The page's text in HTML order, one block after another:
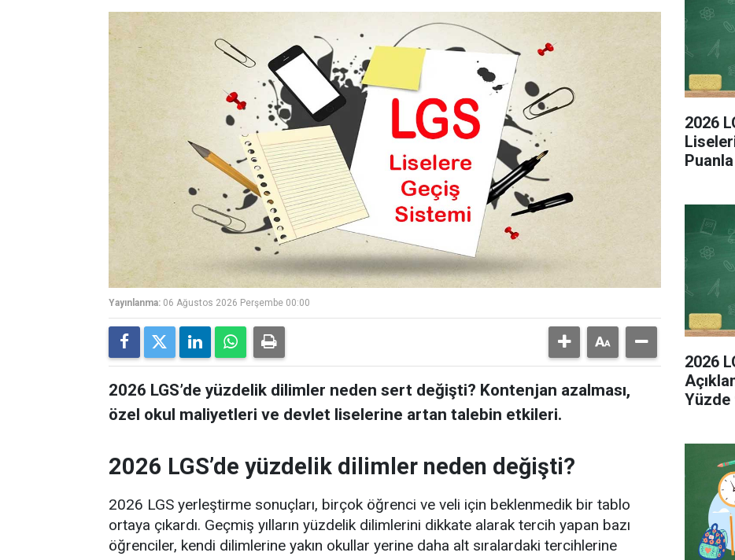
Yayınlanma: 06 Ağustos 2026 Perşembe 00:00
2026 LGS’de yüzdelik dilimler neden sert değişti? Kontenjan azalması,
özel okul maliyetleri ve devlet liselerine artan talebin etkileri.
2026 LGS’de yüzdelik dilimler neden değişti?
2026 LGS yerleştirme sonuçları, birçok öğrenci ve veli için beklenmedik bir tablo
ortaya çıkardı. Geçmiş yılların yüzdelik dilimlerini dikkate alarak tercih yapan bazı
öğrenciler, kendi dilimlerine yakın okullar yerine daha alt sıralardaki tercihlerine
2026
2026
Yüzde